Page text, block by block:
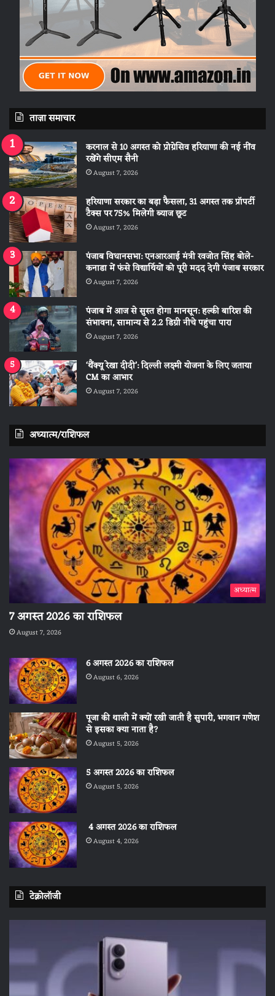
ताज़ा समाचार
करनाल से 10 अगस्त को प्रोग्रेसिव हरियाणा की नई नींव
रखेंगे सीएम सैनी
August 7, 2026
हरियाणा सरकार का बड़ा फैसला, 31 अगस्त तक प्रॉपर्टी
टैक्स पर 75% मिलेगी ब्याज छूट
August 7, 2026
पंजाब विधानसभा: एनआरआई मंत्री रवजोत सिंह बोले-
कनाडा में फंसे विद्यार्थियों को पूरी मदद देगी पंजाब सरकार
August 7, 2026
पंजाब में आज से सुस्त होगा मानसून: हल्की बारिश की
संभावना, सामान्य से 2.2 डिग्री नीचे पहुंचा पारा
August 7, 2026
‘थैंक्यू रेखा दीदी’: दिल्ली लक्ष्मी योजना के लिए जताया
CM का आभार
August 7, 2026
अध्यात्म/राशिफल
अध्यात्म
7 अगस्त 2026 का राशिफल
August 7, 2026
6 अगस्त 2026 का राशिफल
August 6, 2026
पूजा की थाली में क्यों रखी जाती है सुपारी, भगवान गणेश
से इसका क्या नाता है?
August 5, 2026
5 अगस्त 2026 का राशिफल
August 5, 2026
4 अगस्त 2026 का राशिफल
August 4, 2026
टेक्नोलॉजी